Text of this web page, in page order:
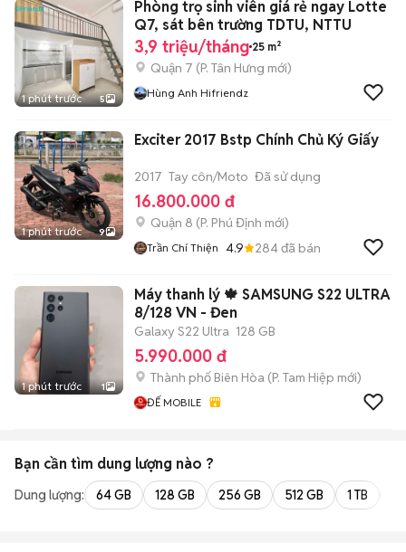
1 phút trước 5
Phòng trọ sinh viên giá rẻ ngay Lotte
Q7, sát bên trường TDTU, NTTU
3,9 triệu/tháng 25 m²
Quận 7 (P. Tân Hưng mới)
Hùng Anh Hifriendz
1 phút trước 9
Exciter 2017 Bstp Chính Chủ Ký Giấy
2017 Tay côn/Moto Đã sử dụng
16.800.000 đ
Quận 8 (P. Phú Định mới)
Trần Chí Thiện 4.9 284đã bán
1 phút trước 1
Máy thanh lý 🍁 SAMSUNG S22 ULTRA
8/128 VN - Đen
Galaxy S22 Ultra 128 GB
5.990.000 đ
Thành phố Biên Hòa (P. Tam Hiệp mới)
ĐẾ MOBILE
Bạn cần tìm dung lượng nào ?
Dung lượng: 64 GB 128 GB 256 GB 512 GB 1 TB